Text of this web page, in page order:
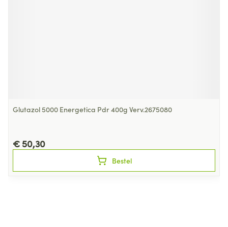
Glutazol 5000 Energetica Pdr 400g Verv.2675080
€ 50,30
Bestel